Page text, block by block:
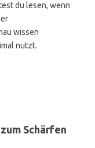
du lesen, wenn
wissen
nutzt.
Schärfen